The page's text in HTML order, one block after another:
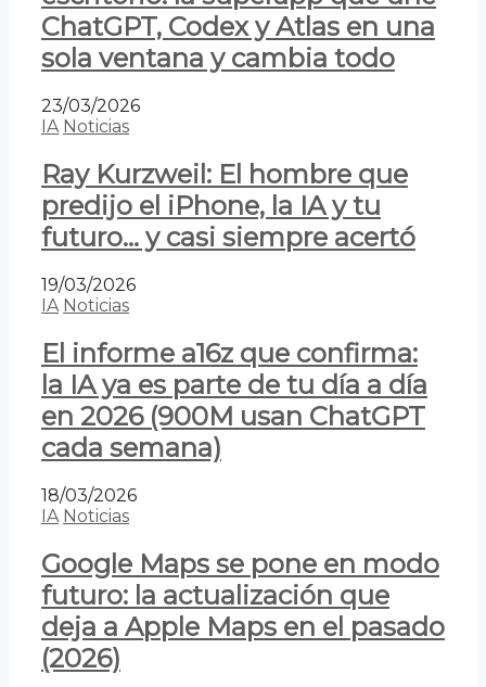
ChatGPT, Codex y Atlas en una
sola ventana y cambia todo
23/03/2026
IA Noticias
Ray Kurzweil: El hombre que
predijo el iPhone, la IA y tu
futuro… y casi siempre acertó
19/03/2026
IA Noticias
El informe a16z que confirma:
la IA ya es parte de tu día a día
en 2026 (900M usan ChatGPT
cada semana)
18/03/2026
IA Noticias
Google Maps se pone en modo
futuro: la actualización que
deja a Apple Maps en el pasado
(2026)